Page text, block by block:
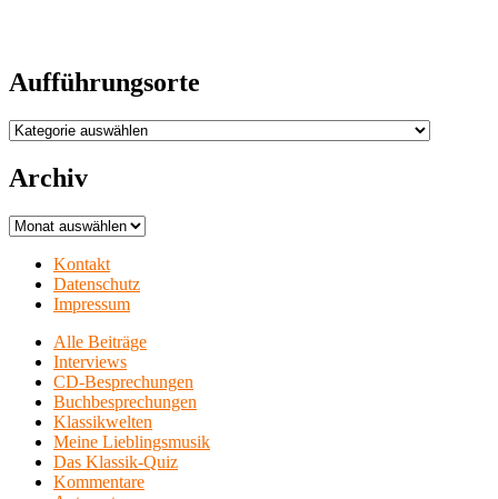
Aufführungsorte
Aufführungsorte
Archiv
Archiv
Kontakt
Datenschutz
Impressum
Alle Beiträge
Interviews
CD-Besprechungen
Buchbesprechungen
Klassikwelten
Meine Lieblingsmusik
Das Klassik-Quiz
Kommentare